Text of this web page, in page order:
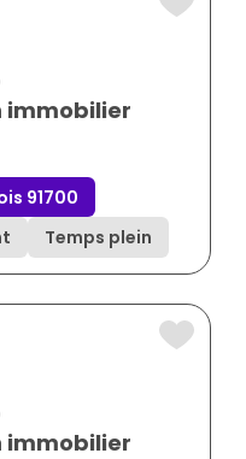
immobilier
91700
Temps plein
immobilier